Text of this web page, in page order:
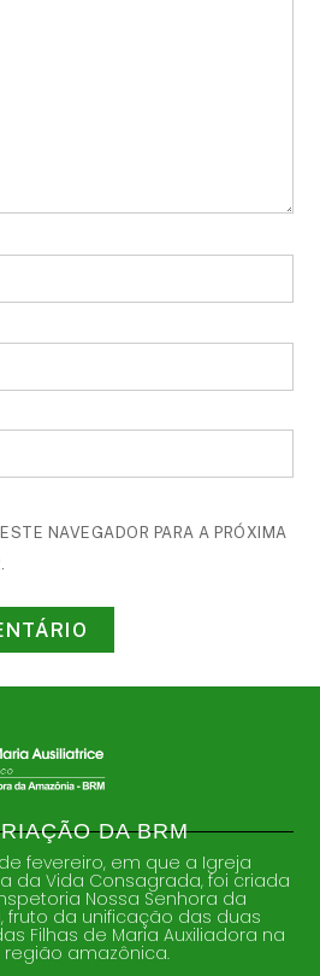
NAVEGADOR PARA A PRÓXIMA
DA BRM
fevereiro, em que a Igreja
da Vida Consagrada, foi criada
Nossa Senhora da
fruto da unificação das duas
Filhas de Maria Auxiliadora na
região amazônica.